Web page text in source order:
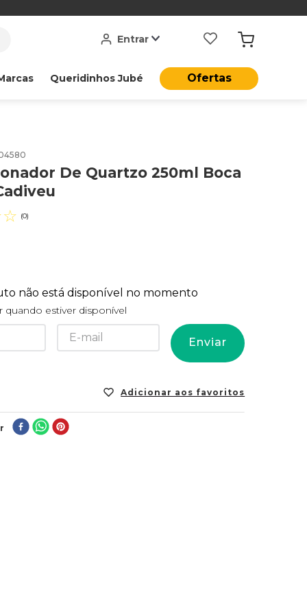
Entrar
Queridinhos Jubé Ofertas
De Quartzo 250ml Boca
☆ (0)
não está disponível no momento
quando estiver disponível
Enviar